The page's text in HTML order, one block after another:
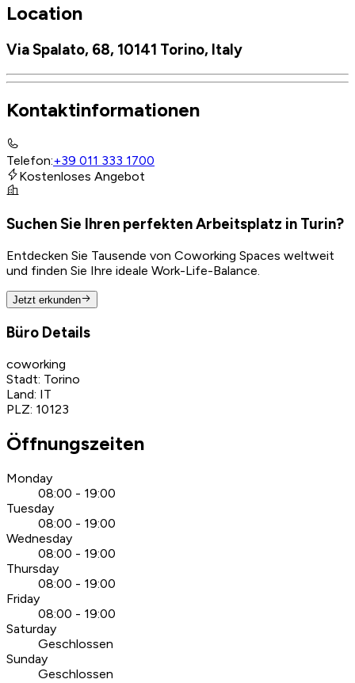
Location
Via Spalato, 68, 10141 Torino, Italy
Kontaktinformationen
Telefon:+39 011 333 1700
Kostenloses Angebot
Suchen Sie Ihren perfekten Arbeitsplatz in Turin?
Entdecken Sie Tausende von Coworking Spaces weltweit
und finden Sie Ihre ideale Work-Life-Balance.
Jetzt erkunden
Büro Details
coworking
Stadt: Torino
Land: IT
PLZ: 10123
Öffnungszeiten
Monday
08:00 - 19:00
Tuesday
08:00 - 19:00
Wednesday
08:00 - 19:00
Thursday
08:00 - 19:00
Friday
08:00 - 19:00
Saturday
Geschlossen
Sunday
Geschlossen